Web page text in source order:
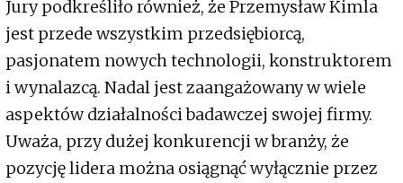
Jury podkreśliło również, że Przemysław Kimla
jest przede wszystkim przedsiębiorcą,
pasjonatem nowych technologii, konstruktorem
i wynalazcą. Nadal jest zaangażowany w wiele
aspektów działalności badawczej swojej firmy.
Uważa, przy dużej konkurencji w branży, że
pozycję lidera można osiągnąć wyłącznie przez